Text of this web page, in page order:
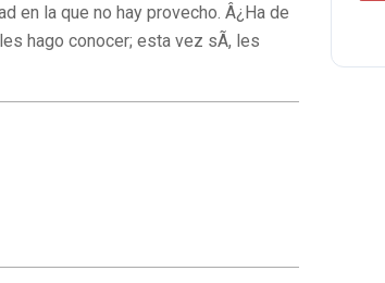
en la que no hay provecho. Â¿Ha de
hago conocer; esta vez sÃ­, les